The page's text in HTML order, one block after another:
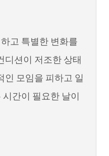
고 특별한 변화를
디션이 저조한 상태
인 모임을 피하고 일
간이 필요한 날이